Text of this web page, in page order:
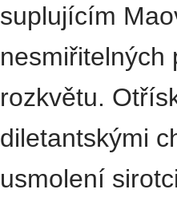
suplujícím
nesmiřitelných
rozkvětu.
diletantskými
usmolení